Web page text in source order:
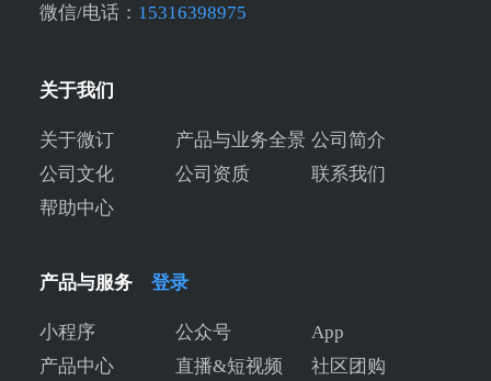
微信/电话： 15316398975
关于我们
关于微订 产品与业务全景 公司简介
公司文化
公司资质
联系我们
帮助中心
产品与服务 登录
小程序 公众号
App
产品中心
直播&短视频 社区团购